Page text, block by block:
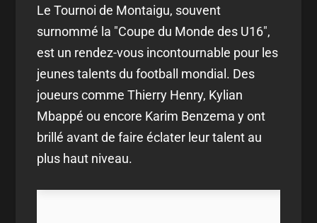
Le Tournoi de Montaigu, souvent
surnommé la "Coupe du Monde des U16",
est un rendez-vous incontournable pour les
jeunes talents du football mondial. Des
joueurs comme Thierry Henry, Kylian
Mbappé ou encore Karim Benzema y ont
brillé avant de faire éclater leur talent au
plus haut niveau.